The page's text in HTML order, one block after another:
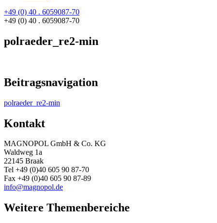
+49 (0) 40 . 6059087-70
+49 (0) 40 . 6059087-70
polraeder_re2-min
Beitragsnavigation
polraeder_re2-min
Kontakt
MAGNOPOL GmbH & Co. KG
Waldweg 1a
22145 Braak
Tel +49 (0)40 605 90 87-70
Fax +49 (0)40 605 90 87-89
info@magnopol.de
Weitere Themenbereiche